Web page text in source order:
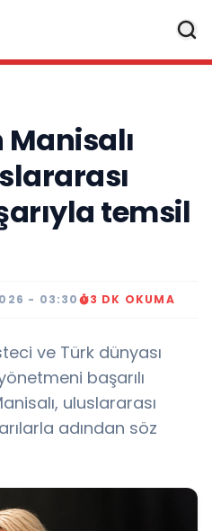
Manisalı
temsil
- 03:30 3 DK OKUMA
ve Türk dünyası
başarılı
uluslararası
adından söz